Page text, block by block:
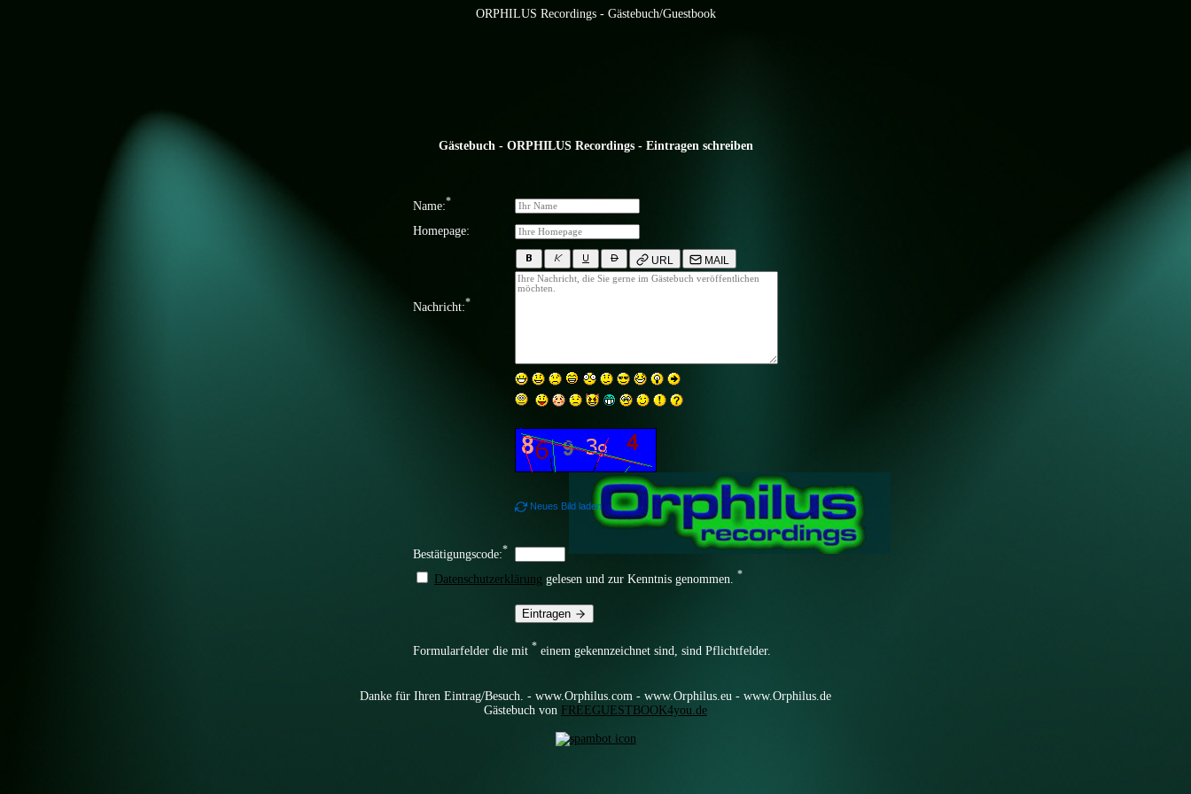
ORPHILUS Recordings - Gästebuch/Guestbook
Gästebuch - ORPHILUS Recordings - Eintragen schreiben
Name:*
Homepage:
Nachricht:*
URL MAIL
Neues Bild laden
Bestätigungscode:*
Datenschutzerklärung gelesen und zur Kenntnis genommen. *
Eintragen
Formularfelder die mit * einem gekennzeichnet sind, sind Pflichtfelder.
Danke für Ihren Eintrag/Besuch. - www.Orphilus.com - www.Orphilus.eu - www.Orphilus.de
Gästebuch von FREEGUESTBOOK4you.de